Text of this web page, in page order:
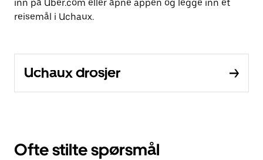
inn på Uber.com eller åpne appen og legge inn et
reisemål i Uchaux.
Uchaux drosjer
Ofte stilte spørsmål